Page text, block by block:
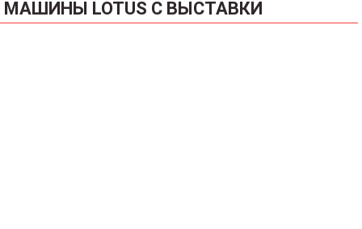
МАШИНЫ LOTUS С ВЫСТАВКИ